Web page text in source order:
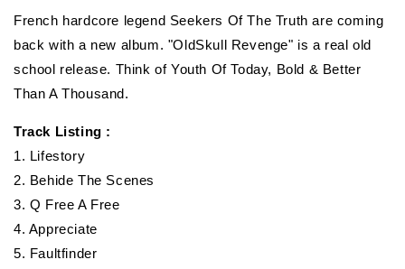
Revenge&quot;Revenge&quot;
French hardcore legend Seekers Of The Truth are coming
back with a new album. "OldSkull Revenge" is a real old
school release. Think of Youth Of Today, Bold & Better
Than A Thousand.
Track Listing :
1. Lifestory
2. Behide The Scenes
3. Q Free A Free
4. Appreciate
5. Faultfinder